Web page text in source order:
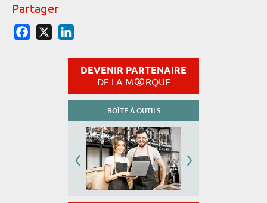
Partager
Facebook
DEVENIR PARTENAIRE
DE LA M RQUE
BOÎTE À OUTILS